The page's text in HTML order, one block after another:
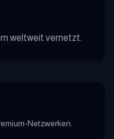
weltweit vernetzt.
Netzwerken.